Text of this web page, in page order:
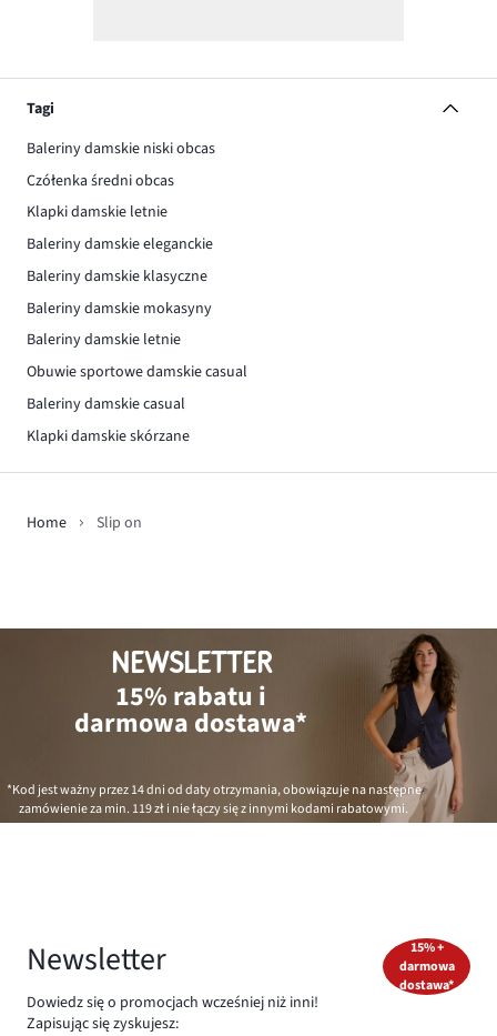
Tagi
Baleriny damskie niski obcas
Czółenka średni obcas
Klapki damskie letnie
Baleriny damskie eleganckie
Baleriny damskie klasyczne
Baleriny damskie mokasyny
Baleriny damskie letnie
Obuwie sportowe damskie casual
Baleriny damskie casual
Klapki damskie skórzane
Home Slip on
NEWSLETTER
15% rabatu i
darmowa dostawa*
*Kod jest ważny przez 14 dni od daty otrzymania, obowiązuje na następne
zamówienie za min. 119 złi nie łączy się z innymi kodami rabatowymi.
Newsletter
Dowiedz się o promocjach wcześniej niż inni!
Zapisując się zyskujesz:
15% +
darmowa
dostawa*